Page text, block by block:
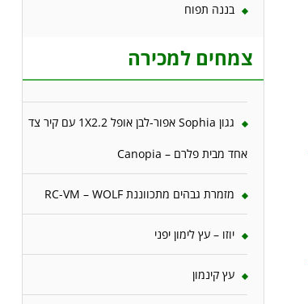
בננה תפוח
צמחים למכירה
גגון Sophia אפור-לבן אופל 1X2.2 עם קיר צד
אחד מבית פלרם – Canopia
מזמרת גבהים מתכווננת RC-VM – WOLF
יוזו – עץ לימון יפני
עץ קינמון